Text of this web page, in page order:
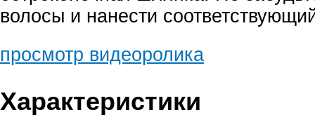
волосы и нанести
просмотр видеоролика
Характеристики